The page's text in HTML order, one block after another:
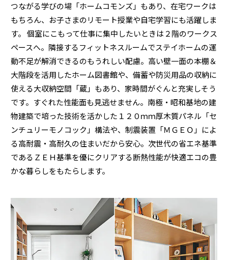
つながる学びの場「ホームコモンズ」もあり、在宅ワークは
もちろん、お子さまのリモート授業や自宅学習にも活躍しま
す。 個室にこもって仕事に集中したいときは２階のワークス
ペースへ。隣接するフィットネスルームでステイホームの運
動不足が解消できるのもうれしい配慮。高い壁一面の本棚＆
大階段を活用したホーム図書館や、備蓄や防災用品の収納に
使える大収納空間「蔵」もあり、家時間がぐんと充実しそう
です。すぐれた性能面も見逃せません。南極・昭和基地の建
物建築で培った技術を活かした１２０ｍｍ厚木質パネル「セ
ンチュリーモノコック」構法や、制震装置「ＭＧＥＯ」によ
る高耐震・高耐久の住まいだから安心。次世代の省エネ基準
であるＺＥＨ基準を優にクリアする断熱性能が快適エコの豊
かな暮らしをもたらします。